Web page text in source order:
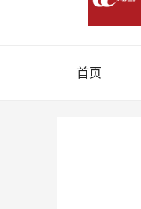
首页